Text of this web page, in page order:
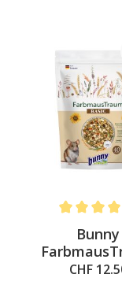
Average
Bunny
BASIC,
CHF